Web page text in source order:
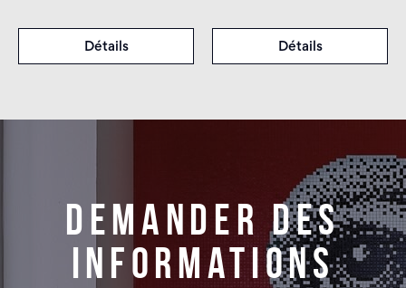
Détails Détails
Demander des
informations